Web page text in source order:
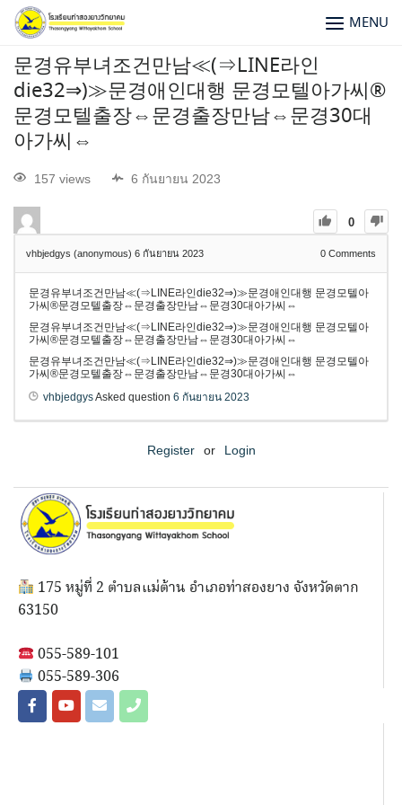
MENU
문경유부녀조건만남≪(⇒LINE라인
die32⇒)≫문경애인대행 문경모텔아가씨®
문경모텔출장⇔문경출장만남⇔문경30대
아가씨⇔
157 views 6 กันยายน 2023
0
vhbjedgys (anonymous) 6 กันยายน 2023 0 Comments
문경유부녀조건만남≪(⇒LINE라인die32⇒)≫문경애인대행 문경모텔아
가씨®문경모텔출장⇔문경출장만남⇔문경30대아가씨⇔
문경유부녀조건만남≪(⇒LINE라인die32⇒)≫문경애인대행 문경모텔아
가씨®문경모텔출장⇔문경출장만남⇔문경30대아가씨⇔
문경유부녀조건만남≪(⇒LINE라인die32⇒)≫문경애인대행 문경모텔아
가씨®문경모텔출장⇔문경출장만남⇔문경30대아가씨⇔
vhbjedgysAsked question 6 กันยายน 2023
Register or Login
175 หมู่ที่ 2 ตำบลแม่ต้าน อำเภอท่าสองยาง จังหวัดตาก
63150
055-589-101
055-589-306